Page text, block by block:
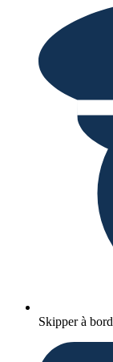
Skipper à bord